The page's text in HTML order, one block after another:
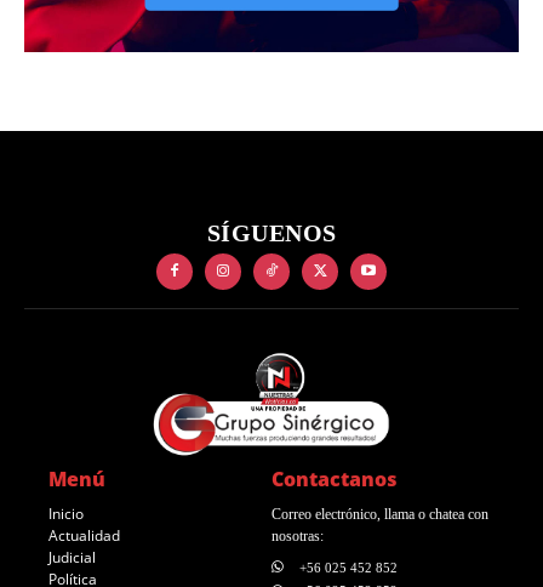
SÍGUENOS
Menú
Inicio
Actualidad
Judicial
Política
Contactanos
Correo electrónico, llama o chatea con
nosotras:
+56 025 452 852